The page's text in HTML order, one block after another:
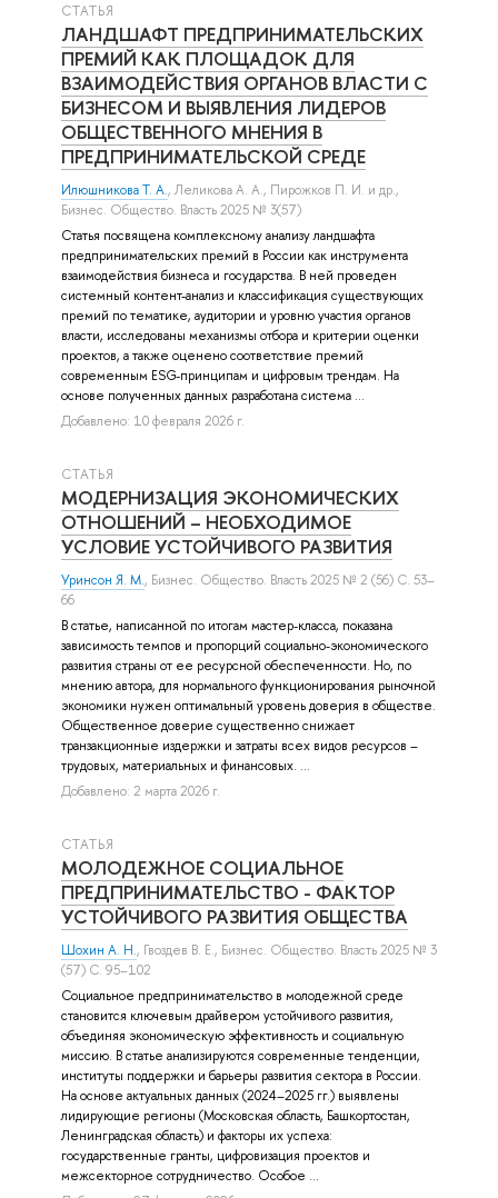
СТАТЬЯ
ЛАНДШАФТ ПРЕДПРИНИМАТЕЛЬСКИХ
ПРЕМИЙ КАК ПЛОЩАДОК ДЛЯ
ВЗАИМОДЕЙСТВИЯ ОРГАНОВ ВЛАСТИ С
БИЗНЕСОМ И ВЫЯВЛЕНИЯ ЛИДЕРОВ
ОБЩЕСТВЕННОГО МНЕНИЯ В
ПРЕДПРИНИМАТЕЛЬСКОЙ СРЕДЕ
Илюшникова Т. А., Леликова А. А., Пирожков П. И. и др.,
Бизнес. Общество. Власть 2025 № 3(57)
Статья посвящена комплексному анализу ландшафта
предпринимательских премий в России как инструмента
взаимодействия бизнеса и государства. В ней проведен
системный контент-анализ и классификация существующих
премий по тематике, аудитории и уровню участия органов
власти, исследованы механизмы отбора и критерии оценки
проектов, а также оценено соответствие премий
современным ESG-принципам и цифровым трендам. На
основе полученных данных разработана система ...
Добавлено: 10 февраля 2026 г.
СТАТЬЯ
МОДЕРНИЗАЦИЯ ЭКОНОМИЧЕСКИХ
ОТНОШЕНИЙ – НЕОБХОДИМОЕ
УСЛОВИЕ УСТОЙЧИВОГО РАЗВИТИЯ
Уринсон Я. М., Бизнес. Общество. Власть 2025 № 2 (56) С. 53–
66
В статье, написанной по итогам мастер-класса, показана
зависимость темпов и пропорций социально-экономического
развития страны от ее ресурсной обеспеченности. Но, по
мнению автора, для нормального функционирования рыночной
экономики нужен оптимальный уровень доверия в обществе.
Общественное доверие существенно снижает
транзакционные издержки и затраты всех видов ресурсов –
трудовых, материальных и финансовых. ...
Добавлено: 2 марта 2026 г.
СТАТЬЯ
МОЛОДЕЖНОЕ СОЦИАЛЬНОЕ
ПРЕДПРИНИМАТЕЛЬСТВО - ФАКТОР
УСТОЙЧИВОГО РАЗВИТИЯ ОБЩЕСТВА
Шохин А. Н., Гвоздев В. Е., Бизнес. Общество. Власть 2025 № 3
(57) С. 95–102
Социальное предпринимательство в молодежной среде
становится ключевым драйвером устойчивого развития,
объединяя экономическую эффективность и социальную
миссию. В статье анализируются современные тенденции,
институты поддержки и барьеры развития сектора в России.
На основе актуальных данных (2024–2025 гг.) выявлены
лидирующие регионы (Московская область, Башкортостан,
Ленинградская область) и факторы их успеха:
государственные гранты, цифровизация проектов и
межсекторное сотрудничество. Особое ...